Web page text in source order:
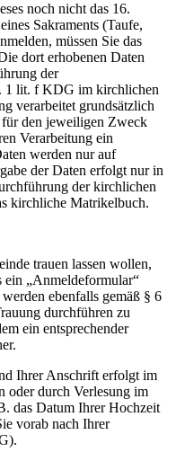
noch nicht das 16.
Sakraments (Taufe,
müssen Sie das
dort erhobenen Daten
der
1 lit. f KDG im kirchlichen
verarbeitet grundsätzlich
für den jeweiligen Zweck
Verarbeitung ein
werden nur auf
der Daten erfolgt nur in
der kirchlichen
kirchliche Matrikelbuch.
trauen lassen wollen,
ein „Anmeldeformular“
ebenfalls gemäß § 6
durchführen zu
ein entsprechender
Ihrer Anschrift erfolgt im
oder durch Verlesung im
das Datum Ihrer Hochzeit
vorab nach Ihrer